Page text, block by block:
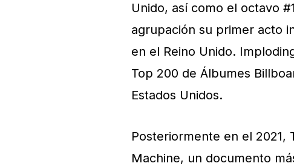
Unido, así como el octavo
agrupación su primer acto
en el Reino Unido.
Top 200 de Álbumes
Estados Unidos.
Posteriormente en el 2021,
Machine, un documento